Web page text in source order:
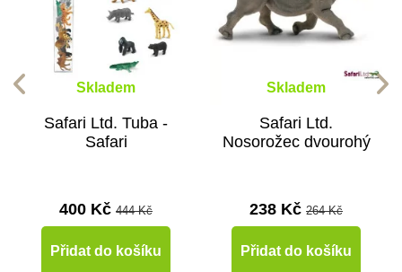
Skladem
Safari Ltd. Tuba -
Safari
400 Kč 444 Kč
Přidat do košíku
Skladem
Safari Ltd.
Nosorožec dvourohý
238 Kč 264 Kč
Přidat do košíku